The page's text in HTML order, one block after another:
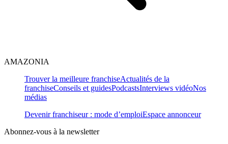
AMAZONIA
Trouver la meilleure franchiseActualités de la
franchiseConseils et guidesPodcastsInterviews vidéoNos
médias
Devenir franchiseur : mode d’emploiEspace annonceur
Abonnez-vous à la newsletter